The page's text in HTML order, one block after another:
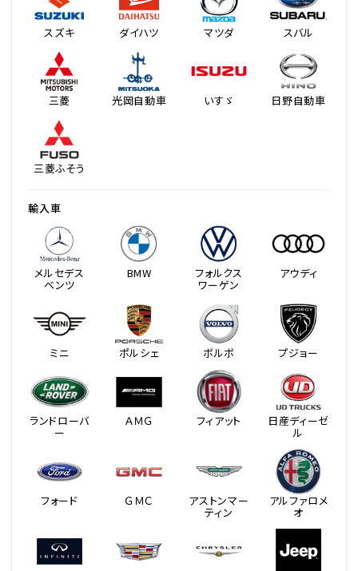
スズキ ダイハツ マツダ スバル
三菱 光岡自動車 いすゞ 日野自動車
三菱ふそう
輸入車
メルセデス
ベンツ
BMW フォルクス
ワーゲン
アウディ
ミニ ポルシェ ボルボ プジョー
ランドローバ
ー
ＡＭＧ フィアット 日産ディーゼ
ル
フォード ＧＭＣ アストンマー
ティン
アルファロメ
オ